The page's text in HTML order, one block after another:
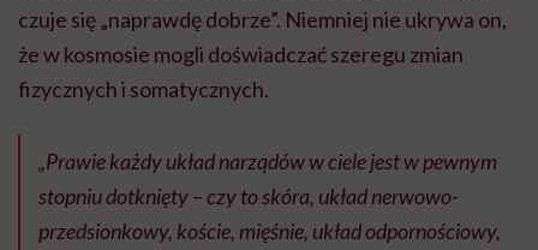
czuje się „naprawdę dobrze”. Niemniej nie ukrywa on,
że w kosmosie mogli doświadczać szeregu zmian
fizycznych i somatycznych.
„Prawie każdy układ narządów w ciele jest w pewnym
stopniu dotknięty – czy to skóra, układ nerwowo-
przedsionkowy, koście, mięśnie, układ odpornościowy,